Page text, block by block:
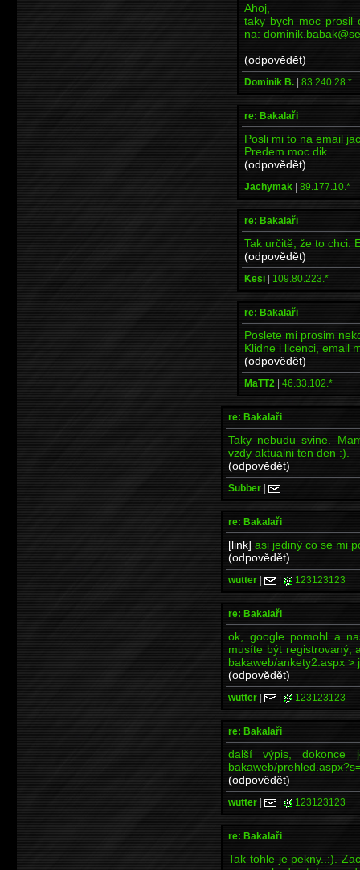
Ahoj,
taky bych moc prosil
na:
(odpovědět)
Dominik B. | 83.240.28.*
re: Bakalaři
Posli mi to na email
Predem moc dik
(odpovědět)
Jachymak | 89.177.10.*
re: Bakalaři
Tak určitě, že to chci.
(odpovědět)
Kesi | 109.80.223.*
re: Bakalaři
Poslete mi prosim
Klidne i licenci, email
(odpovědět)
MaTT2 | 46.33.102.*
re: Bakalaři
Taky nebudu svine.
vzdy aktualni ten den :).
(odpovědět)
Subber |
re: Bakalaři
[link] asi jediný co se mi
(odpovědět)
wutter | | 123123123
re: Bakalaři
ok, google pomohl a
musíte být registrovaný,
bakaweb/ankety2.aspx >
(odpovědět)
wutter | | 123123123
re: Bakalaři
další výpis, dokonce
bakaweb/
(odpovědět)
wutter | | 123123123
re: Bakalaři
Tak tohle je pekny..:).